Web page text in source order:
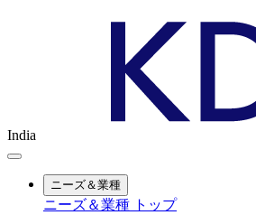
India
ニーズ＆業種
ニーズ＆業種 トップ